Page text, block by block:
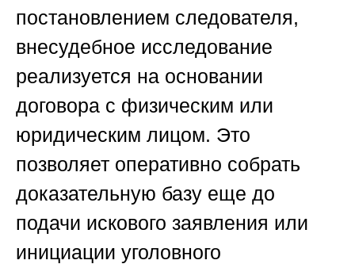
постановлением следователя,
внесудебное исследование
реализуется на основании
договора с физическим или
юридическим лицом. Это
позволяет оперативно собрать
доказательную базу еще до
подачи искового заявления или
инициации уголовного